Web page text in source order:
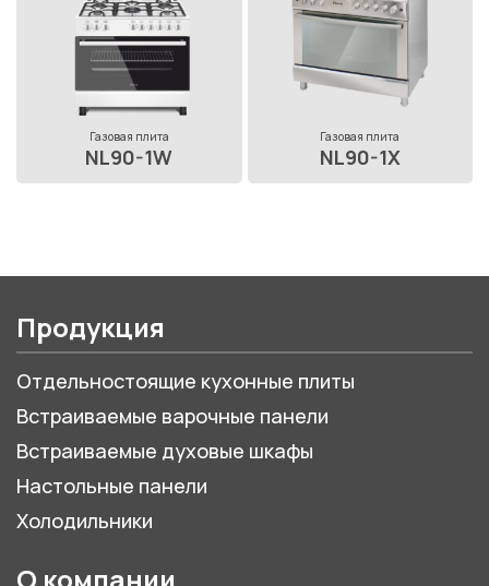
Газовая плита
NL90-1W
Газовая плита
NL90-1X
Продукция
Отдельностоящие кухонные плиты
Встраиваемые варочные панели
Встраиваемые духовые шкафы
Настольные панели
Холодильники
О компании